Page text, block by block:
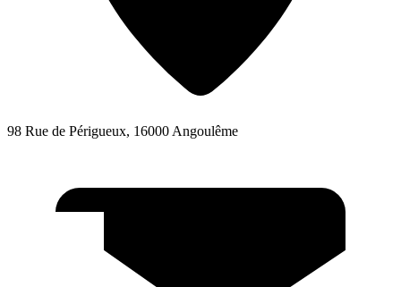
98 Rue de Périgueux, 16000 Angoulême